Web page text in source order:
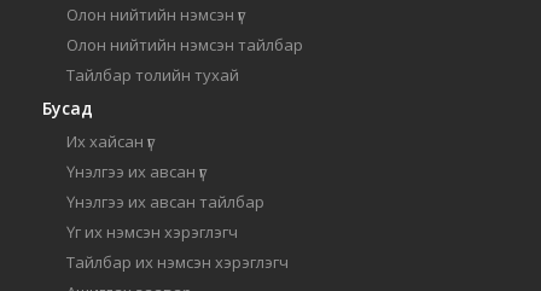
Олон нийтийн нэмсэн үг
Олон нийтийн нэмсэн тайлбар
Тайлбар толийн тухай
Бусад
Их хайсан үг
Үнэлгээ их авсан үг
Үнэлгээ их авсан тайлбар
Үг их нэмсэн хэрэглэгч
Тайлбар их нэмсэн хэрэглэгч